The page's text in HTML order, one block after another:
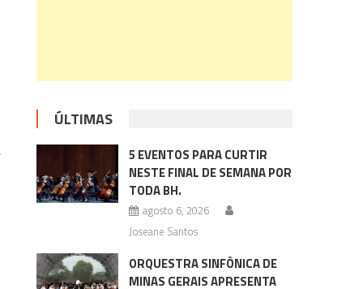
ÚLTIMAS
5 EVENTOS PARA CURTIR
NESTE FINAL DE SEMANA POR
TODA BH.
agosto 6, 2026
Joseane Santos
ORQUESTRA SINFÔNICA DE
MINAS GERAIS APRESENTA